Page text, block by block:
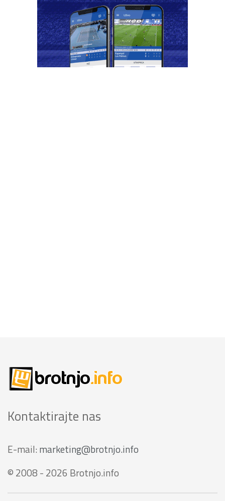
Kontaktirajte nas
E-mail: marketing@brotnjo.info
© 2008 - 2026 Brotnjo.info